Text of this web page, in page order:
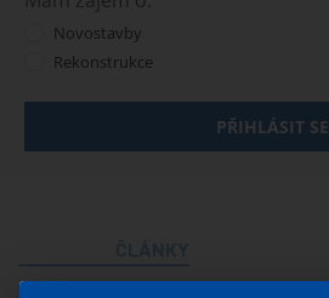
Novostavby
Rekonstrukce
PŘIHLÁSIT SE